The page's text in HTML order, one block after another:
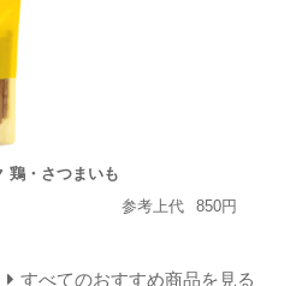
鶏・さつまいも
参考上代
850円
すべてのおすすめ商品を見る